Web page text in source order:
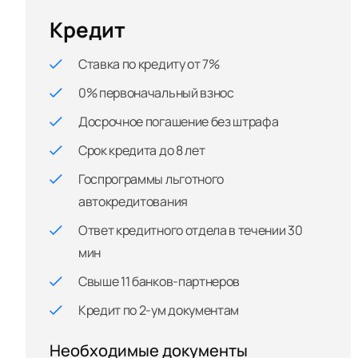
Кредит
Ставка по кредиту от 7%
0% первоначальный взнос
Досрочное погашение без штрафа
Срок кредита до 8 лет
Госпрограммы льготного
автокредитования
Ответ кредитного отдела в течении 30
мин
Свыше 11 банков-партнеров
Кредит по 2-ум документам
Необходимые документы